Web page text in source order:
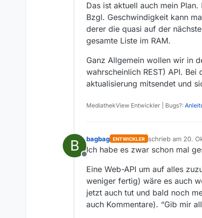
Das ist aktuell auch mein
Bzgl. Geschwindigkeit kann
derer die quasi auf der
gesamte Liste im RAM.
Ganz Allgemein wollen wir in
wahrscheinlich REST) API.
aktualisierung mitsendet und
MediathekView Entwickler | Bugs?:
B
Offline
bagbag ENTWICKLER schrieb am 20.
zuletzt editiert
Ich habe es zwar schon mal
Eine Web-API um auf alles
weniger fertig) wäre es auch
jetzt auch tut und bald noch
auch Kommentare). “Gib mir